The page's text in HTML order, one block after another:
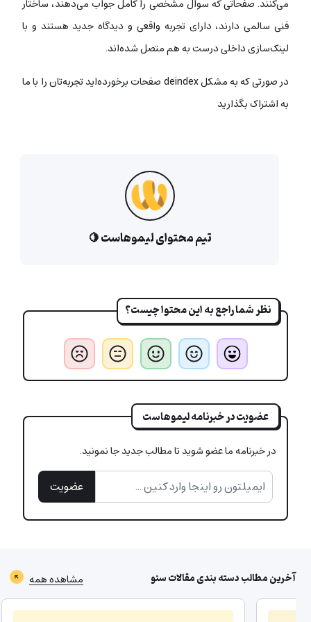
می‌کنند. صفحاتی که سوال مشخصی را کامل جواب می‌دهند، ساختار
فنی سالمی دارند، دارای تجربه واقعی و دیدگاه جدید هستند و با
لینک‌سازی داخلی درست به هم متصل شده‌اند.
در صورتی که به مشکل deindex صفحات برخورده‌اید تجربه‌تان را با ما
به اشتراک بگذارید
تیم محتوای لیموهاست 🍋
نظر شما راجع به این محتوا چیست؟
عضویت در خبرنامه لیموهاست
در خبرنامه ما عضو شوید تا مطالب جدید جا نمونید.
عضویت
آخرین مطالب دسته بندیمقالات سئو مشاهده همه